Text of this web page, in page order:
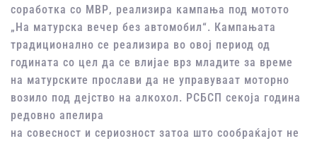
соработка со МВР, реализира кампања под мотото
„На матурска вечер без автомобил“. Кампањата
традиционално се реализира во овој период од
годината со цел да се влијае врз младите за време
на матурските прослави да не управуваат моторно
возило под дејство на алкохол. РСБСП секоја година
редовно апелира
на совесност и сериозност затоа што сообраќајот не